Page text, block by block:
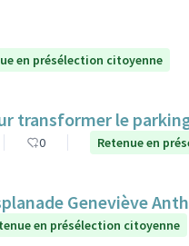
en présélection citoyenne
transformer le
0 Retenue en
Geneviève
en présélection citoyenne